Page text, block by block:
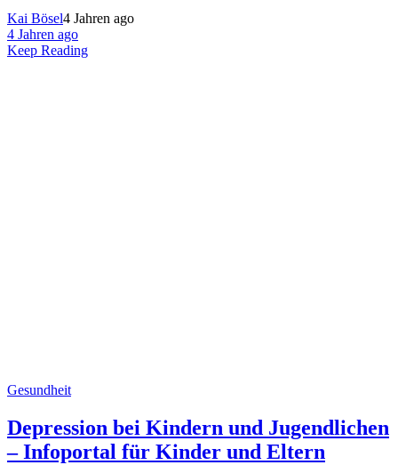
Kai Bösel4 Jahren ago
4 Jahren ago
Keep Reading
Gesundheit
Depression bei Kindern und Jugendlichen
– Infoportal für Kinder und Eltern